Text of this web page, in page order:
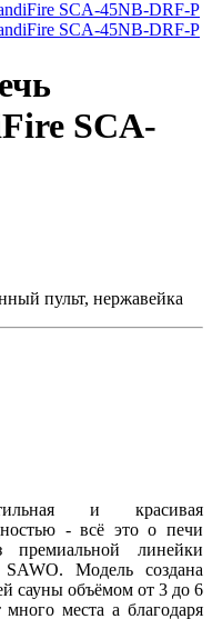
SCA-
пульт, нержавейка
и красивая
- всё это о печи
премиальной линейки
Модель создана
сауны объёмом от 3 до 6
места а благодаря